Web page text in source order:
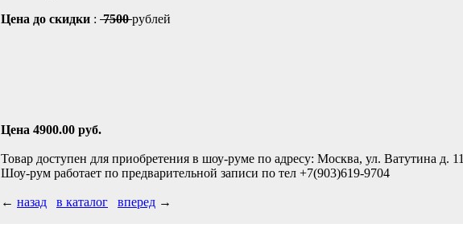
Цена до скидки : 7500рублей
Цена 4900.00 руб.
Товар доступен для приобретения в шоу-руме по адресу: Москва, ул. Ватутина д. 11
Шоу-рум работает по предварительной записи по тел +7(903)619-9704
← назад в каталог вперед →